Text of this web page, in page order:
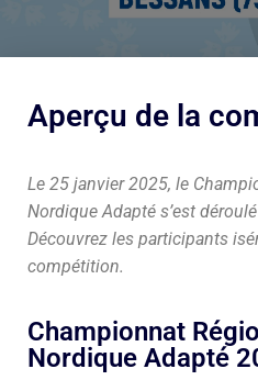
Aperçu de la
Le 25 janvier 2025, le
Nordique Adapté s’est
Découvrez les participants
compétition.
Championnat
Nordique Adapté